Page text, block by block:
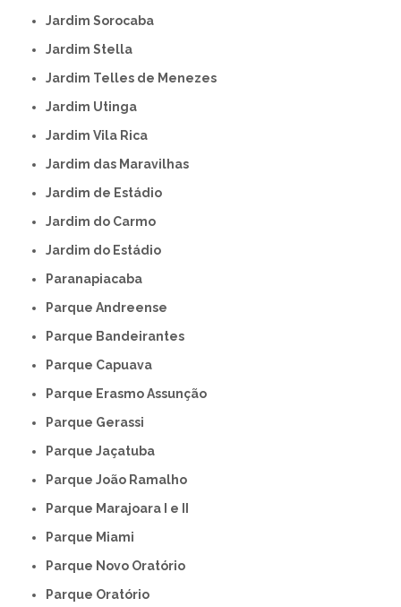
Jardim Sorocaba
Jardim Stella
Jardim Telles de Menezes
Jardim Utinga
Jardim Vila Rica
Jardim das Maravilhas
Jardim de Estádio
Jardim do Carmo
Jardim do Estádio
Paranapiacaba
Parque Andreense
Parque Bandeirantes
Parque Capuava
Parque Erasmo Assunção
Parque Gerassi
Parque Jaçatuba
Parque João Ramalho
Parque Marajoara I e II
Parque Miami
Parque Novo Oratório
Parque Oratório